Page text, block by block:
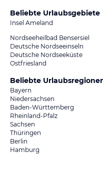
Beliebte Urlaubsgebiete
Insel Ameland
Nordseeheilbad Bensersiel
Deutsche Nordseeinseln
Deutsche Nordseeküste
Ostfriesland
Beliebte
Bayern
Niedersachsen
Baden-Württemberg
Rheinland-Pfalz
Sachsen
Thüringen
Berlin
Hamburg